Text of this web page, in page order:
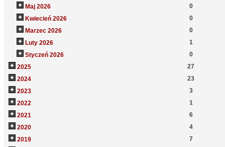
Maj 2026
0
Kwiecień 2026
0
Marzec 2026
0
Luty 2026
1
Styczeń 2026
0
2025
27
2024
23
2023
3
2022
1
2021
6
2020
4
2019
7